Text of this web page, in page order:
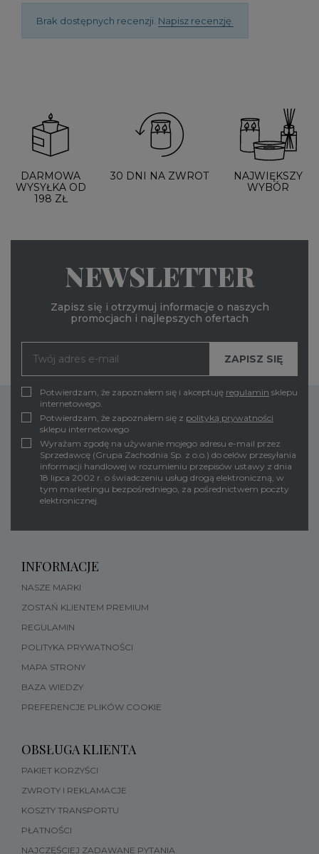
Brak dostępnych recenzji. Napisz recenzję.
DARMOWA
WYSYŁKA OD
198 ZŁ
30 DNI NA ZWROT
NAJWIĘKSZY
WYBÓR
NEWSLETTER
Zapisz się i otrzymuj informacje o naszych
promocjach i najlepszych ofertach
Potwierdzam, że zapoznałem się i akceptuję regulamin sklepu
internetowego.
Potwierdzam, że zapoznałem się z polityką prywatności
sklepu internetowego
Wyrażam zgodę na używanie mojego adresu e-mail przez
Sprzedawcę (Grupa Zachodnia Sp. z o.o.) do celów przesyłania
informacji handlowej w rozumieniu przepisów ustawy z dnia
18 lipca 2002 r. o świadczeniu usług drogą elektroniczną, w
tym marketingu bezpośredniego, za pośrednictwem poczty
elektronicznej.
INFORMACJE
NASZE MARKI
ZOSTAŃ KLIENTEM PREMIUM
REGULAMIN
POLITYKA PRYWATNOŚCI
MAPA STRONY
BAZA WIEDZY
PREFERENCJE PLIKÓW COOKIE
OBSŁUGA KLIENTA
PAKIET KORZYŚCI
ZWROTY I REKLAMACJE
KOSZTY TRANSPORTU
PŁATNOŚCI
NAJCZĘŚCIEJ ZADAWANE PYTANIA